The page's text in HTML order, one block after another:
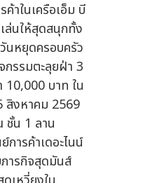
าในเครือเอ็ม บี
ล่นให้สุดสนุกทั้ง
นหยุดครอบครัว
รรมตะลุยฝ่า 3
10,000 บาท ใน
สิงหาคม 2569
ชั้น 1 ลาน
การค้าเดอะไนน์
ารกิจสุดมันส์